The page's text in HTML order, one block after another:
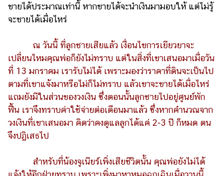
ขายได้ประมาณเท่านี้ หากขายได้จะนำเงินมามอบให้ แต่ไม่รู้
จะขายได้เมื่อไหร่
ณ วันนี้ ที่ลูกชายเสียแล้ว เงื่อนไขการเยียวยาจะ
เปลี่ยนไหมคุณพ่อก็ยังไม่ทราบ แต่ในสิ่งที่เขาเสนอมาเมื่อวัน
ที่ 13 มกราคม เรารับไม่ได้ เพราะมองว่าราคาที่ดินจะเป็นไป
ตามที่เขาแจ้งมาหรือไม่ก็ไม่ทราบ แล้วเขาจะขายได้เมื่อไหร่
แถมยังมีในส่วนของวงเงิน ซึ่งตอนนั้นลูกชายไปอยู่ศูนย์พัก
ฟื้น เราจึงทราบค่าใช้จ่ายต่อเดือนมาแล้ว ซึ่งหากคำนวณจาก
วงเงินที่เขาเสนอมา คิดว่าคงดูแลลูกได้แค่ 2-3 ปี ก็หมด ตน
จึงปฏิเสธไป
สำหรับที่น้องจูเนียร์เพิ่งเสียชีวิตนั้น คุณพ่อยังไม่ได้